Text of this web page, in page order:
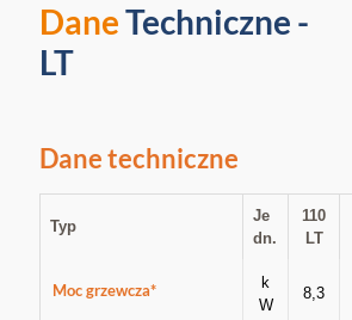
DaneTechniczne -
LT
Dane techniczne
Typ
Je
dn.
110
LT
Moc grzewcza*
k
W
8,3